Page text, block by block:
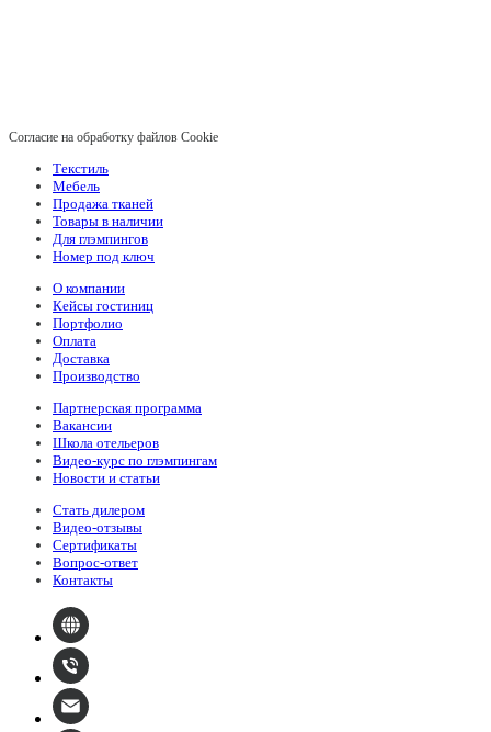
Согласие на обработку файлов Cookie
Текстиль
Мебель
Продажа тканей
Товары в наличии
Для глэмпингов
Номер под ключ
О компании
Кейсы гостиниц
Портфолио
Оплата
Доставка
Производство
Партнерская программа
Вакансии
Школа отельеров
Видео-курс по глэмпингам
Новости и статьи
Стать дилером
Видео-отзывы
Сертификаты
Вопрос-ответ
Контакты